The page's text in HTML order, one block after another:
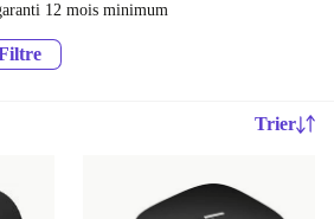
12 mois minimum
Trier